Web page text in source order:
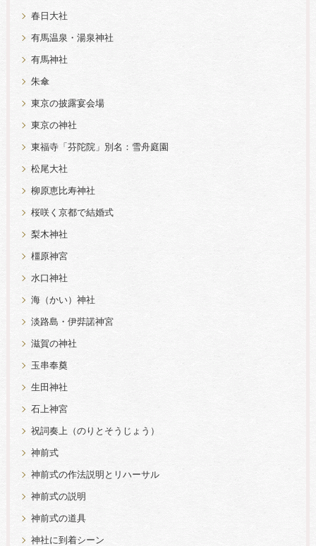
春日大社
有馬温泉・湯泉神社
有馬神社
朱傘
東京の披露宴会場
東京の神社
東福寺「芬陀院」別名：雪舟庭園
松尾大社
柳原恵比寿神社
桜咲く京都で結婚式
梨木神社
橿原神宮
水口神社
海（かい）神社
淡路島・伊弉諾神宮
滋賀の神社
玉串奉奠
生田神社
石上神宮
祝詞奏上（のりとそうじょう）
神前式
神前式の作法説明とリハーサル
神前式の説明
神前式の道具
神社に到着シーン